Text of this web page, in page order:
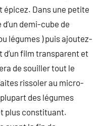
épicez. Dans une petite
demi-cube de
légumes ) puis ajoutez-
d’un film transparent et
de souiller tout le
rissoler au micro-
des légumes
plus constituant.